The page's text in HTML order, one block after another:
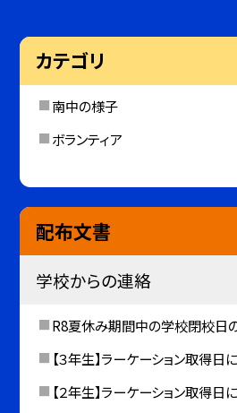
カテゴリ
南中の様子
ボランティア
配布文書
学校からの連絡
R8夏休み期間中の学校閉校日
【３年生】ラーケーション取得日
【２年生】ラーケーション取得日